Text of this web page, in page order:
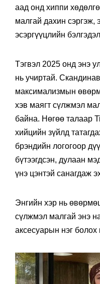
аад онд хиппи
малгай дахин сэргэж,
эсэргүүцлийн
Тэгвэл 2025 онд энэ
нь учиртай.
максимализмын
хэв маягт сүлжмэл
байна. Нөгөө талаар
хийцийн зүйлд
брэндийн логогоор
бүтээгдсэн, дулаан
үнэ цэнтэй санагдаж
Энгийн хэр нь
сүлжмэл малгай энэ
аксесуарын нэг болох